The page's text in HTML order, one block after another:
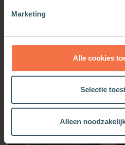
Marketing
Alle cookies
Selectie
Alleen
Meer informatie